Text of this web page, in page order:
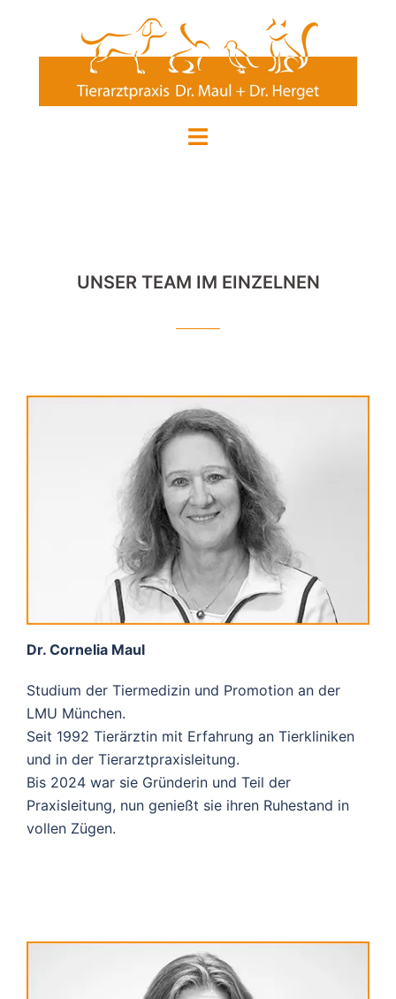
springen
Menü
UNSER TEAM IM EINZELNEN
Dr. Cornelia Maul
Studium der Tiermedizin und Promotion an der
LMU München.
Seit 1992 Tierärztin mit Erfahrung an Tierkliniken
und in der Tierarztpraxisleitung.
Bis 2024 war sie Gründerin und Teil der
Praxisleitung, nun genießt sie ihren Ruhestand in
vollen Zügen.